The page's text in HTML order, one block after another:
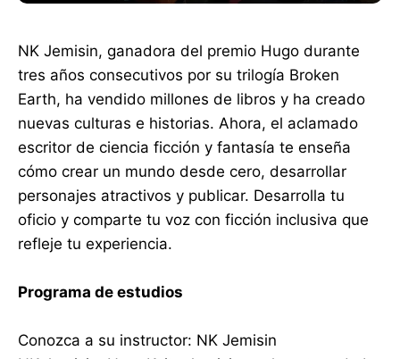
NK Jemisin, ganadora del premio Hugo durante
tres años consecutivos por su trilogía Broken
Earth, ha vendido millones de libros y ha creado
nuevas culturas e historias. Ahora, el aclamado
escritor de ciencia ficción y fantasía te enseña
cómo crear un mundo desde cero, desarrollar
personajes atractivos y publicar. Desarrolla tu
oficio y comparte tu voz con ficción inclusiva que
refleje tu experiencia.
Programa de estudios
Conozca a su instructor: NK Jemisin